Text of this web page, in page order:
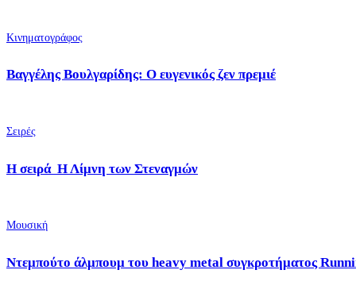
Κινηματογράφος
Βαγγέλης Βουλγαρίδης: Ο ευγενικός ζεν πρεμιέ
Σειρές
Η σειρά Η Λίμνη των Στεναγμών
Μουσική
Ντεμπούτο άλμπουμ του heavy metal συγκροτήματος